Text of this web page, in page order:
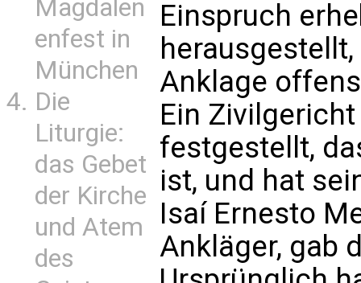
Magdalen
enfest in
München
Die
Liturgie:
das Gebet
der Kirche
und Atem
des
Einspruch
Anklage
Ein
festgestellt,
ist, und hat
Isaí Ernesto
Ankläger, gab